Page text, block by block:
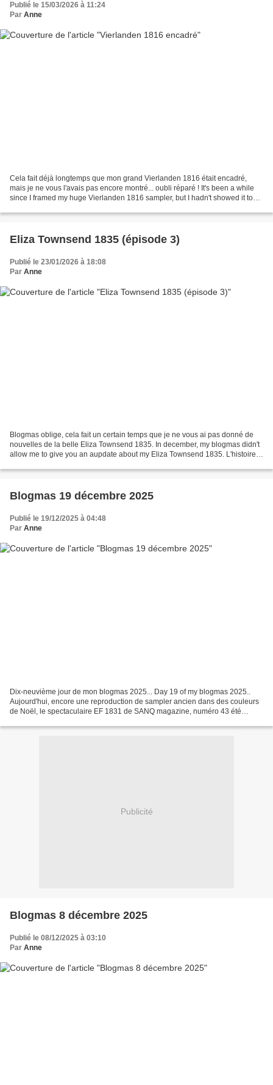
Publié le 15/03/2026 à 11:24
Par Anne
Cela fait déjà longtemps que mon grand Vierlanden 1816 était encadré,
mais je ne vous l'avais pas encore montré... oubli réparé ! It's been a while
since I framed my huge Vierlanden 1816 sampler, but I hadn't showed it to
Eliza Townsend 1835 (épisode 3)
Publié le 23/01/2026 à 18:08
Par Anne
Blogmas oblige, cela fait un certain temps que je ne vous ai pas donné de
nouvelles de la belle Eliza Townsend 1835. In december, my blogmas didn't
allow me to give you an aupdate about my Eliza Townsend 1835. L'histoire
Blogmas 19 décembre 2025
Publié le 19/12/2025 à 04:48
Par Anne
Dix-neuvième jour de mon blogmas 2025... Day 19 of my blogmas 2025..
Aujourd'hui, encore une reproduction de sampler ancien dans des couleurs
de Noël, le spectaculaire EF 1831 de SANQ magazine, numéro 43 été
Publicité
Blogmas 8 décembre 2025
Publié le 08/12/2025 à 03:10
Par Anne